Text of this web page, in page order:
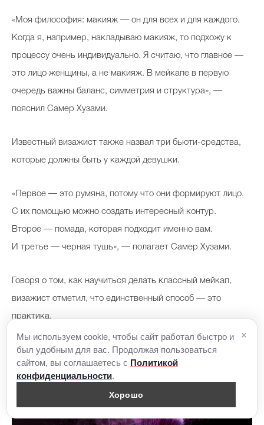
«Моя философия: макияж — он для всех и для каждого.
Когда я, например, накладываю макияж, то подхожу к
процессу очень индивидуально. Я считаю, что главное —
это лицо женщины, а не макияж. В мейкапе в первую
очередь важны баланс, симметрия и структура», —
пояснил Самер Хузами.
Известный визажист также назвал три бьюти-средства,
которые должны быть у каждой девушки.
«Первое — это румяна, потому что они формируют лицо.
С их помощью можно создать интересный контур.
Второе — помада, которая подходит именно вам.
И третье — черная тушь», — полагает Самер Хузами.
Говоря о том, как научиться делать классный мейкап,
визажист отметил, что единственный способ — это
практика.
Мы используем cookie, чтобы сайт работал быстро и
был удобным для вас. Продолжая пользоваться
сайтом, вы соглашаетесь с Политикой
конфиденциальности.
Хорошо
×